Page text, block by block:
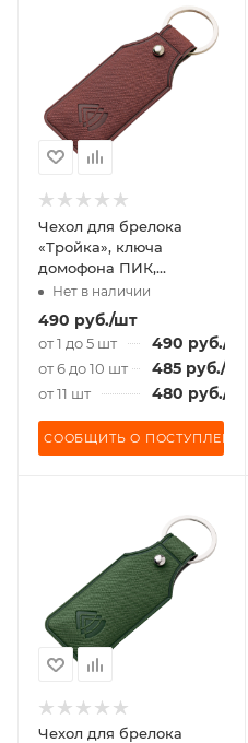
Чехол для брелока
«Тройка», ключа
домофона ПИК,
«Подорожник»
коричневый
Нет в наличии
490 руб./шт
от 1 до 5 шт 490 руб./шт
от 6 до 10 шт 485 руб./шт
от 11 шт 480 руб./шт
СООБЩИТЬ О ПОСТУПЛЕНИИ
Чехол для брелока